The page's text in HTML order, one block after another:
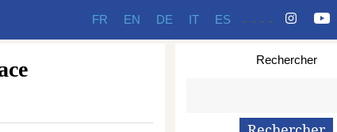
- - - -
FR EN DE IT ES
Rechercher